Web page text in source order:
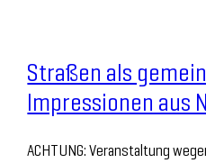
Straßen als
Impressionen aus
ACHTUNG: Veranstaltung